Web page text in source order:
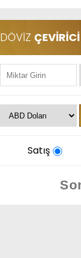
DÖVİZ ÇEVİRİCİ
Satış